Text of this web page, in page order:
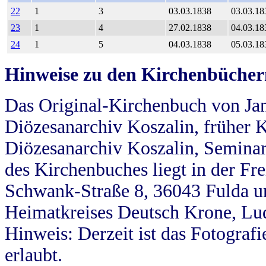
22
1 3 03.03.1838
23
1 4 27.02.1838
24
1 5 04.03.1838
Hinweise zu den
Das Original-Kirchenbuch von
Diözesanarchiv Koszalin, früher
Diözesanarchiv Koszalin,
des Kirchenbuches liegt in der
Schwank-Straße 8, 36043 Fulda
Heimatkreises Deutsch Krone,
Hinweis: Derzeit ist das
erlaubt.